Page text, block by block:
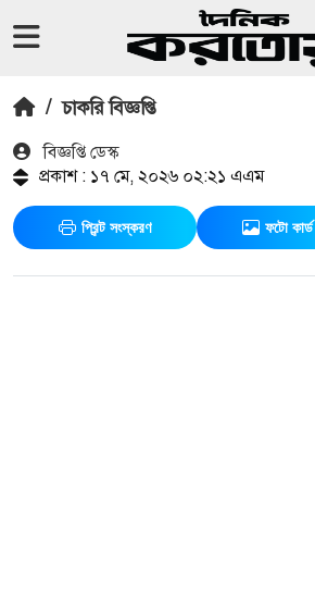
/ চাকরি বিজ্ঞপ্তি
বিজ্ঞপ্তি ডেস্ক
প্রকাশ : ১৭ মে, ২০২৬ ০২:২১ এএম
প্রিন্ট সংস্করণ ফটো কার্ড